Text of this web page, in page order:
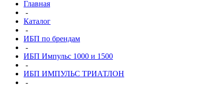
Главная
-
Каталог
-
ИБП по брендам
-
ИБП Импульс 1000 и 1500
-
ИБП ИМПУЛЬС ТРИАТЛОН
-